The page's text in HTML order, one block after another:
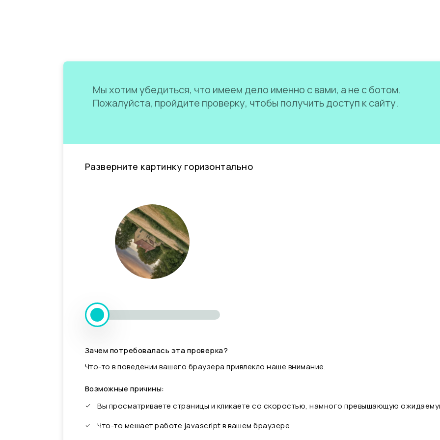
Мы хотим убедиться, что имеем дело именно с вами, а не с ботом.
Пожалуйста, пройдите проверку, чтобы получить доступ к сайту.
Разверните картинку горизонтально
Зачем потребовалась эта проверка?
Что-то в поведении вашего браузера привлекло наше внимание.
Возможные причины:
Вы просматриваете страницы и кликаете со скоростью, намного превышающую
Что-то мешает работе javascript в вашем браузере